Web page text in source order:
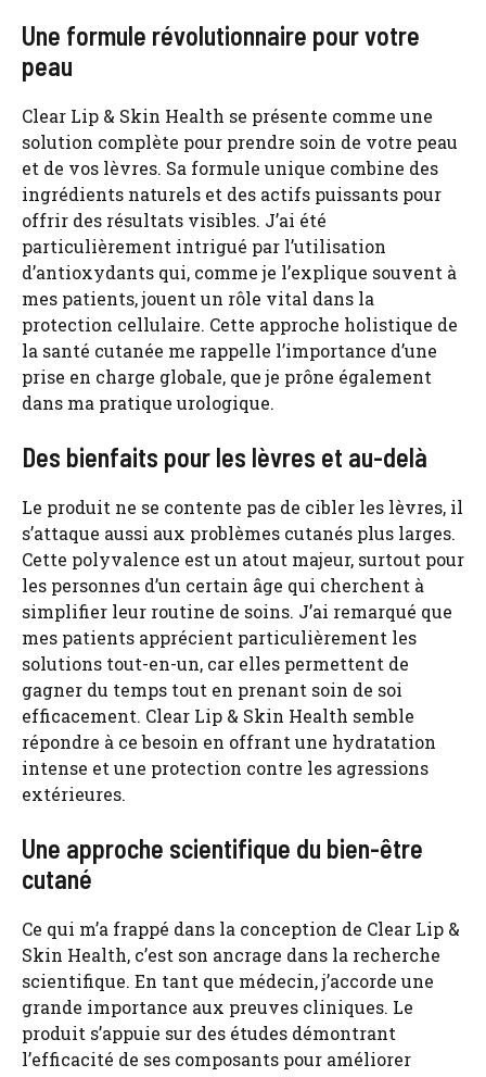
Une formule révolutionnaire pour votre
peau
Clear Lip & Skin Health se présente comme une
solution complète pour prendre soin de votre peau
et de vos lèvres. Sa formule unique combine des
ingrédients naturels et des actifs puissants pour
offrir des résultats visibles. J’ai été
particulièrement intrigué par l’utilisation
d’antioxydants qui, comme je l’explique souvent à
mes patients, jouent un rôle vital dans la
protection cellulaire. Cette approche holistique de
la santé cutanée me rappelle l’importance d’une
prise en charge globale, que je prône également
dans ma pratique urologique.
Des bienfaits pour les lèvres et au-delà
Le produit ne se contente pas de cibler les lèvres, il
s’attaque aussi aux problèmes cutanés plus larges.
Cette polyvalence est un atout majeur, surtout pour
les personnes d’un certain âge qui cherchent à
simplifier leur routine de soins. J’ai remarqué que
mes patients apprécient particulièrement les
solutions tout-en-un, car elles permettent de
gagner du temps tout en prenant soin de soi
efficacement. Clear Lip & Skin Health semble
répondre à ce besoin en offrant une hydratation
intense et une protection contre les agressions
extérieures.
Une approche scientifique du bien-être
cutané
Ce qui m’a frappé dans la conception de Clear Lip &
Skin Health, c’est son ancrage dans la recherche
scientifique. En tant que médecin, j’accorde une
grande importance aux preuves cliniques. Le
produit s’appuie sur des études démontrant
l’efficacité de ses composants pour améliorer